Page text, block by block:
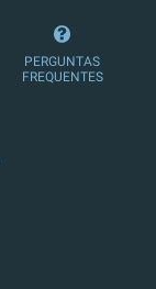
PERGUNTAS
FREQUENTES